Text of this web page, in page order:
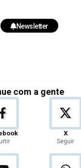
Newsletter
com a gente
X
Seguir